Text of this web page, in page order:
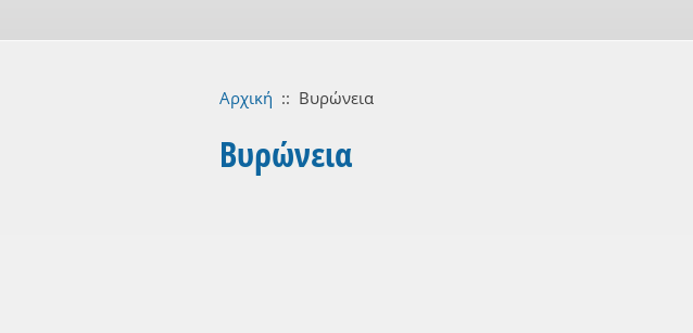
Αρχική :: Βυρώνεια
Βυρώνεια